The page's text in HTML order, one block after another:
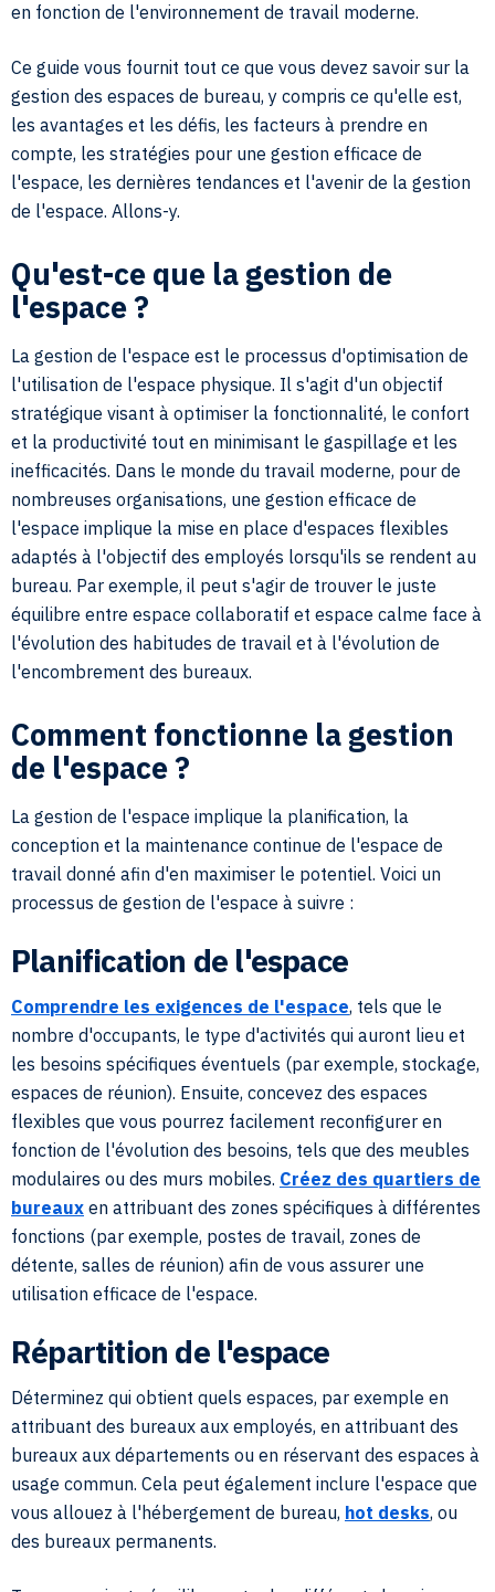
en fonction de l'environnement de travail moderne.
Ce guide vous fournit tout ce que vous devez savoir sur la
gestion des espaces de bureau, y compris ce qu'elle est,
les avantages et les défis, les facteurs à prendre en
compte, les stratégies pour une gestion efficace de
l'espace, les dernières tendances et l'avenir de la gestion
de l'espace. Allons-y.
Qu'est-ce que la gestion de
l'espace ?
La gestion de l'espace est le processus d'optimisation de
l'utilisation de l'espace physique. Il s'agit d'un objectif
stratégique visant à optimiser la fonctionnalité, le confort
et la productivité tout en minimisant le gaspillage et les
inefficacités. Dans le monde du travail moderne, pour de
nombreuses organisations, une gestion efficace de
l'espace implique la mise en place d'espaces flexibles
adaptés à l'objectif des employés lorsqu'ils se rendent au
bureau. Par exemple, il peut s'agir de trouver le juste
équilibre entre espace collaboratif et espace calme face à
l'évolution des habitudes de travail et à l'évolution de
l'encombrement des bureaux.
Comment fonctionne la gestion
de l'espace ?
La gestion de l'espace implique la planification, la
conception et la maintenance continue de l'espace de
travail donné afin d'en maximiser le potentiel. Voici un
processus de gestion de l'espace à suivre :
Planification de l'espace
Comprendre les exigences de l'espace, tels que le
nombre d'occupants, le type d'activités qui auront lieu et
les besoins spécifiques éventuels (par exemple, stockage,
espaces de réunion). Ensuite, concevez des espaces
flexibles que vous pourrez facilement reconfigurer en
fonction de l'évolution des besoins, tels que des meubles
modulaires ou des murs mobiles. Créez des quartiers de
bureaux en attribuant des zones spécifiques à différentes
fonctions (par exemple, postes de travail, zones de
détente, salles de réunion) afin de vous assurer une
utilisation efficace de l'espace.
Répartition de l'espace
Déterminez qui obtient quels espaces, par exemple en
attribuant des bureaux aux employés, en attribuant des
bureaux aux départements ou en réservant des espaces à
usage commun. Cela peut également inclure l'espace que
vous allouez à l'hébergement de bureau, hot desks, ou
des bureaux permanents.